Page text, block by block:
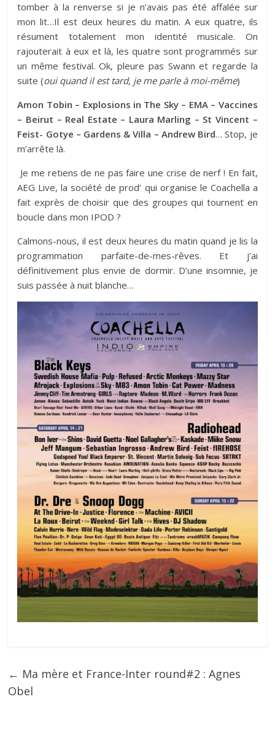
tomber à la renverse si je n’avais pas été affalée sur
mon lit…Il est deux heures du matin. A eux quatre, ils
résument totalement mon identité musicale. On
rajouterait à eux et là, les quatre sont programmés sur
un même festival. Ok, pleure pas Swann et regarde la
suite (oui quand il est tard, je me parle à moi-même)
Amon Tobin – Explosions in The Sky – EMA – Vaccines
– Beirut – Real Estate – Laura Marling – St Vincent –
Feist- Gotye – Gardens & Villa – Andrew Bird… Stop, je
m’arrête là.
Je me retiens de ne pas faire une crise de nerf ! En fait,
AEG Live, la société de prod’ qui organise le Coachella a
fait exprès de choisir que des groupes qui tournent en
boucle dans mon IPOD ?
Calmons-nous, il est deux heures du matin quand je lis la
programmation parfaite-de-mes-rêves. Et j’ai
définitivement plus envie de dormir. D’une insomnie, je
suis passée à nuit blanche…
← Ma mère et France-Inter round#2 : Agnes
Obel